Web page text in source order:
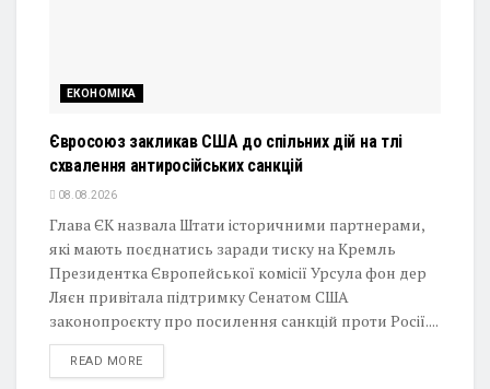
ЕКОНОМІКА
Євросоюз закликав США до спільних дій на тлі
схвалення антиросійських санкцій
08.08.2026
Глава ЄК назвала Штати історичними партнерами,
які мають поєднатись заради тиску на Кремль
Президентка Європейської комісії Урсула фон дер
Ляєн привітала підтримку Сенатом США
законопроєкту про посилення санкцій проти Росії....
READ MOREDETAILS